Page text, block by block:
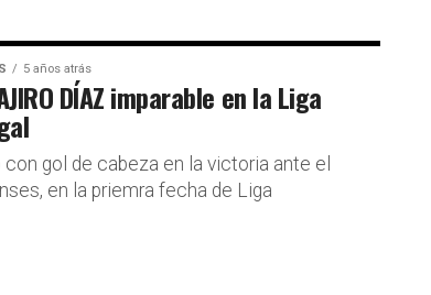
5 años atrás
DÍAZ imparable en la Liga
con gol de cabeza en la victoria ante el
en la priemra fecha de Liga